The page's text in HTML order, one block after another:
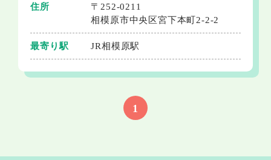
住所
〒252-0211
相模原市中央区宮下本町2-2-2
最寄り駅 JR相模原駅
1